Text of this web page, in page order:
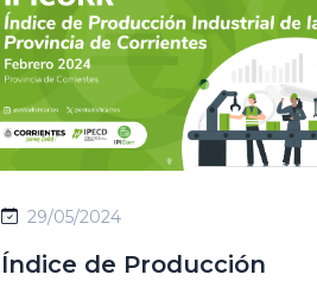
29/05/2024
Índice de Producción